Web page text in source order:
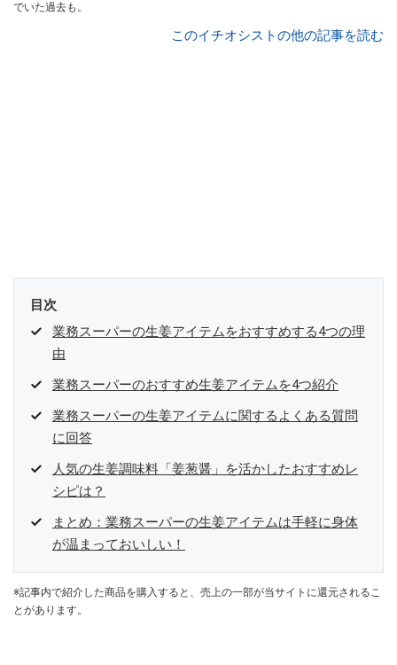
でいた過去も。
このイチオシストの他の記事を読む
目次
業務スーパーの生姜アイテムをおすすめする4つの理
由
業務スーパーのおすすめ生姜アイテムを4つ紹介
業務スーパーの生姜アイテムに関するよくある質問
に回答
人気の生姜調味料「姜葱醤」を活かしたおすすめレ
シピは？
まとめ：業務スーパーの生姜アイテムは手軽に身体
が温まっておいしい！
※記事内で紹介した商品を購入すると、売上の一部が当サイトに還元されるこ
とがあります。